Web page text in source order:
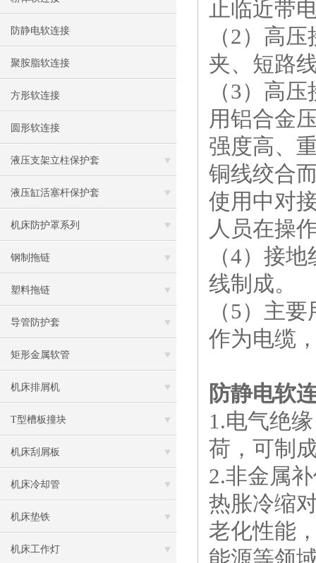
防静电软连接
聚胺脂软连接
方形软连接
圆形软连接
液压支架立柱保护套
液压缸活塞杆保护套
机床防护罩系列
钢制拖链
塑料拖链
导管防护套
矩形金属软管
机床排屑机
T型槽板撞块
机床刮屑板
机床冷却管
机床垫铁
机床工作灯
止临近带
（2）高
夹、短路
（3）高
用铝合金
强度高、
铜线绞合
使用中对
人员在操
（4）接
线制成。
（5）主
作为电缆
防静电软
1.电气绝
荷，可制
2.非金属
热胀冷缩
老化性能